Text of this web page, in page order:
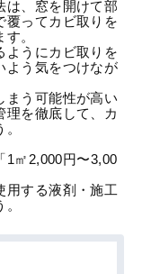
は、窓を開けて部
覆ってカビ取りを
。
ようにカビ取りを
よう気をつけなが
まう可能性が高い
理を徹底して、カ
1㎡2,000円〜3,00
用する液剤・施工